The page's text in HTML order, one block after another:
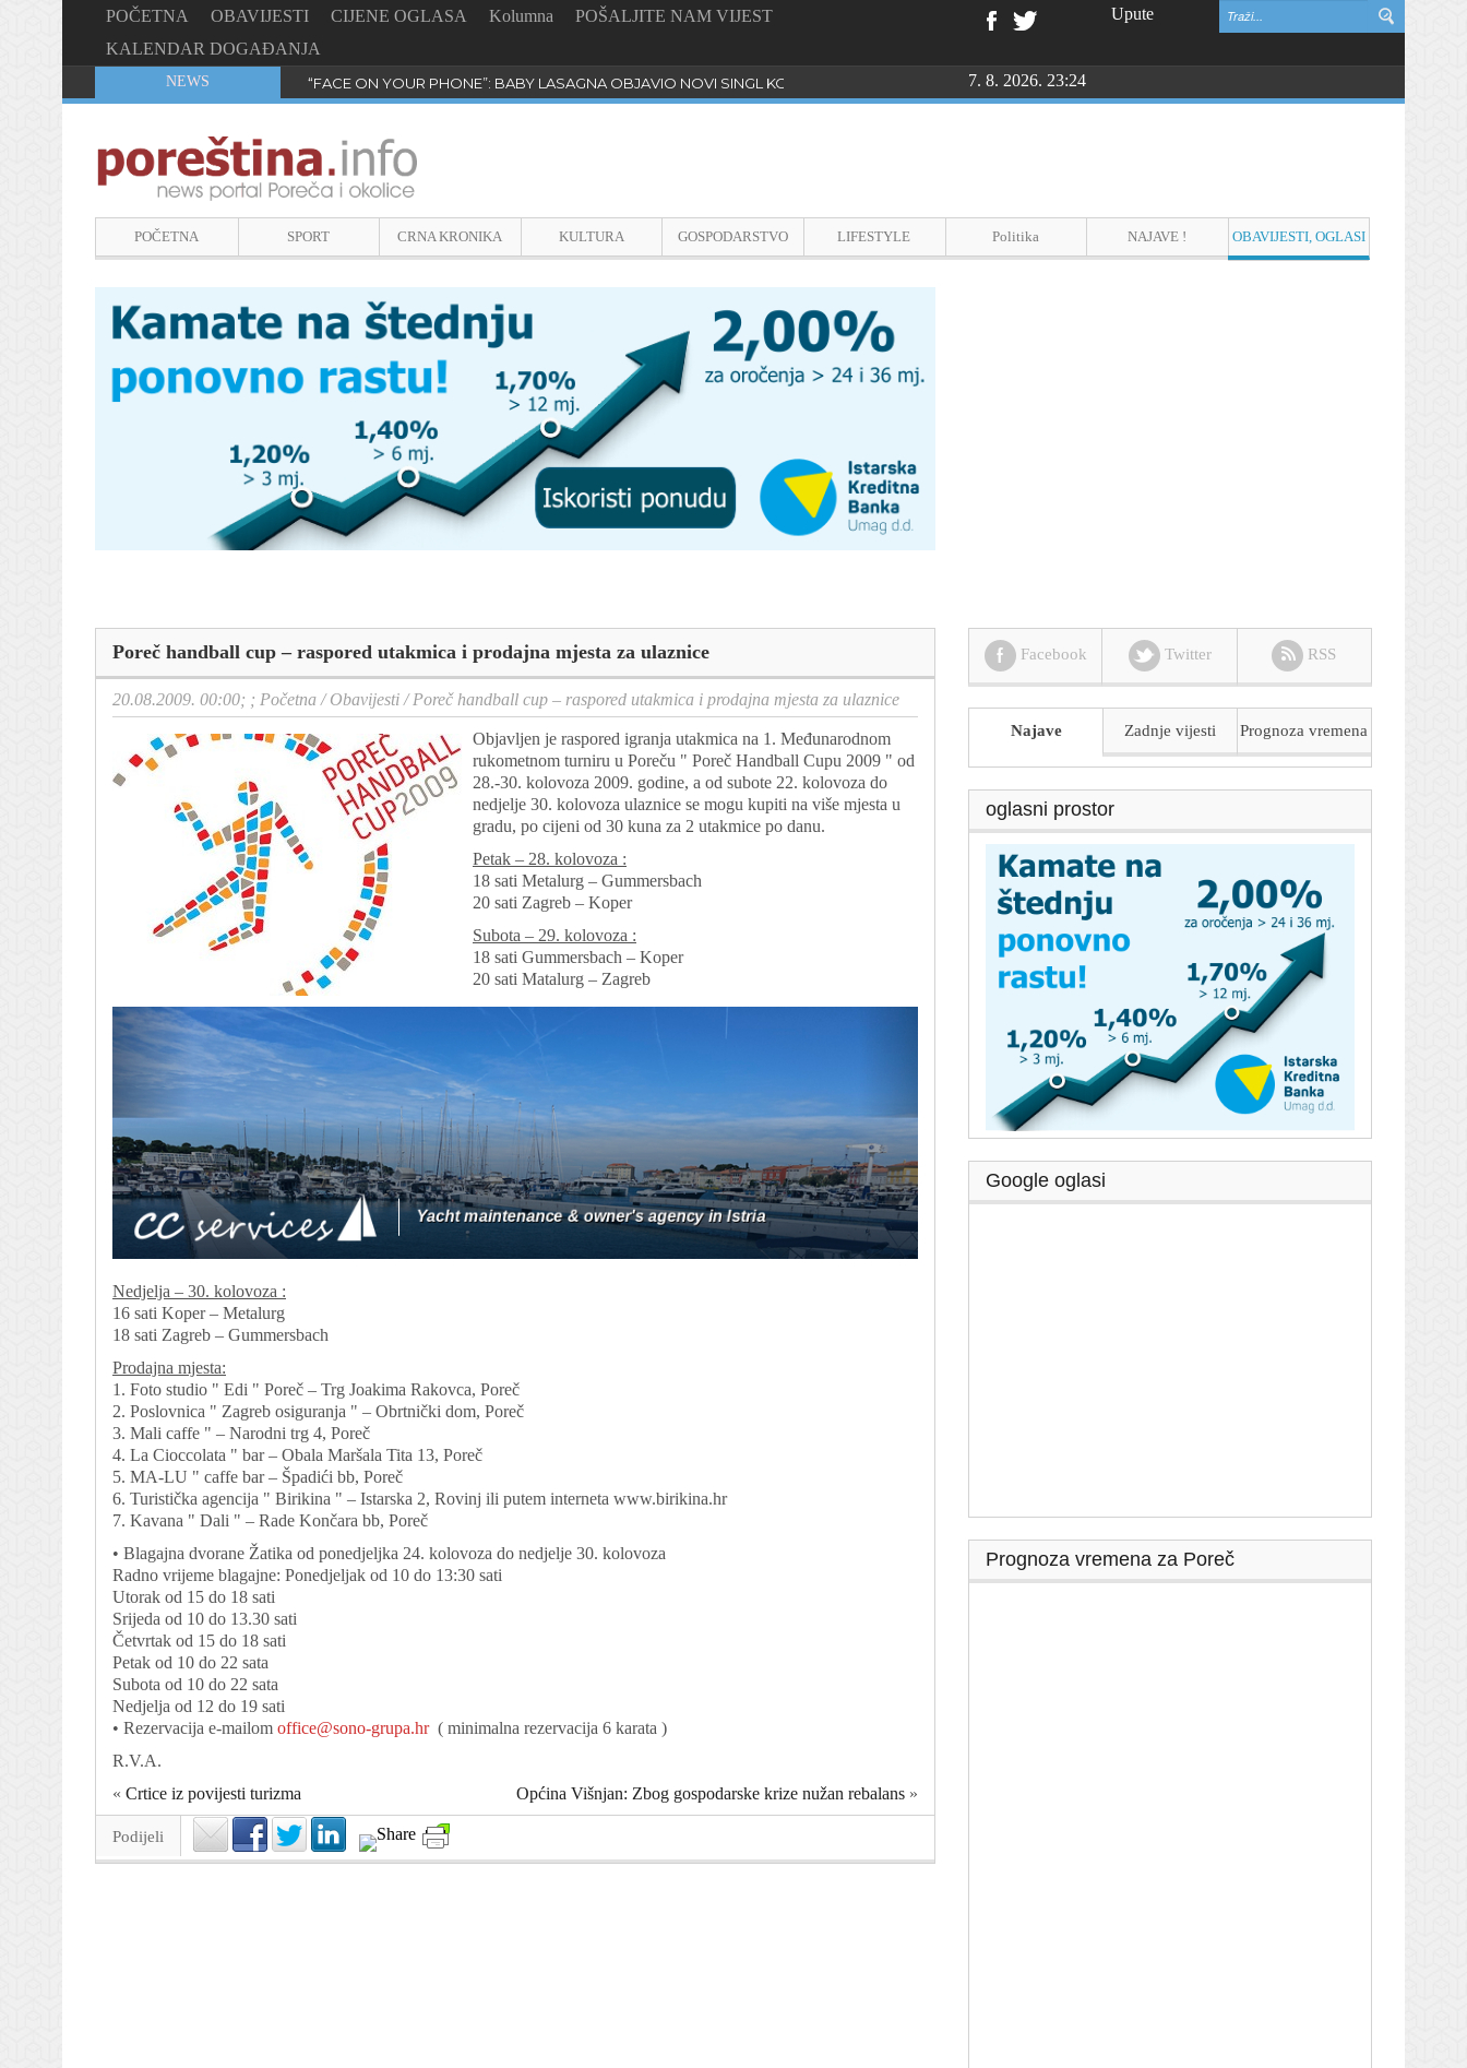
POČETNA OBAVIJESTI CIJENE OGLASA Kolumna
POŠALJITE NAM VIJEST
KALENDAR DOGAĐANJA
Upute
NEWS “FACE ON YOUR PHONE”: BABY LASAGNA OBJAVIO NOVI SINGL KOJI PROGOVARA O BULLYINGU7. 8. 2026. 23:24
POČETNA SPORT CRNA KRONIKA KULTURA GOSPODARSTVO LIFESTYLE Politika NAJAVE ! OBAVIJESTI, OGLASI
Poreč handball cup – raspored utakmica i prodajna mjesta za ulaznice
20.08.2009. 00:00; ; Početna /Obavijesti /Poreč handball cup – raspored utakmica i prodajna mjesta za ulaznice
Objavljen je raspored igranja utakmica na 1. Međunarodnom
rukometnom turniru u Poreču " Poreč Handball Cupu 2009 " od
28.-30. kolovoza 2009. godine, a od subote 22. kolovoza do
nedjelje 30. kolovoza ulaznice se mogu kupiti na više mjesta u
gradu, po cijeni od 30 kuna za 2 utakmice po danu.
Petak – 28. kolovoza :
18 sati Metalurg – Gummersbach
20 sati Zagreb – Koper
Subota – 29. kolovoza :
18 sati Gummersbach – Koper
20 sati Matalurg – Zagreb
Nedjelja – 30. kolovoza :
16 sati Koper – Metalurg
18 sati Zagreb – Gummersbach
Prodajna mjesta:
1. Foto studio " Edi " Poreč – Trg Joakima Rakovca, Poreč
2. Poslovnica " Zagreb osiguranja " – Obrtnički dom, Poreč
3. Mali caffe " – Narodni trg 4, Poreč
4. La Cioccolata " bar – Obala Maršala Tita 13, Poreč
5. MA-LU " caffe bar – Špadići bb, Poreč
6. Turistička agencija " Birikina " – Istarska 2, Rovinj ili putem interneta www.birikina.hr
7. Kavana " Dali " – Rade Končara bb, Poreč
• Blagajna dvorane Žatika od ponedjeljka 24. kolovoza do nedjelje 30. kolovoza
Radno vrijeme blagajne: Ponedjeljak od 10 do 13:30 sati
Utorak od 15 do 18 sati
Srijeda od 10 do 13.30 sati
Četvrtak od 15 do 18 sati
Petak od 10 do 22 sata
Subota od 10 do 22 sata
Nedjelja od 12 do 19 sati
• Rezervacija e-mailom office@sono-grupa.hr( minimalna rezervacija 6 karata )
R.V.A.
« Crtice iz povijesti turizma Općina Višnjan: Zbog gospodarske krize nužan rebalans »
Podijeli
Facebook Twitter RSS
Najave Zadnje vijesti Prognoza vremena
oglasni prostor
Google oglasi
Prognoza vremena za Poreč